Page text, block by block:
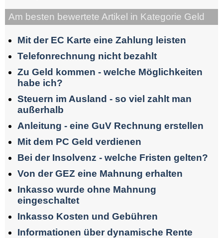
Am besten bewertete Artikel in Kategorie Geld
Mit der EC Karte eine Zahlung leisten
Telefonrechnung nicht bezahlt
Zu Geld kommen - welche Möglichkeiten
habe ich?
Steuern im Ausland - so viel zahlt man
außerhalb
Anleitung - eine GuV Rechnung erstellen
Mit dem PC Geld verdienen
Bei der Insolvenz - welche Fristen gelten?
Von der GEZ eine Mahnung erhalten
Inkasso wurde ohne Mahnung
eingeschaltet
Inkasso Kosten und Gebühren
Informationen über dynamische Rente